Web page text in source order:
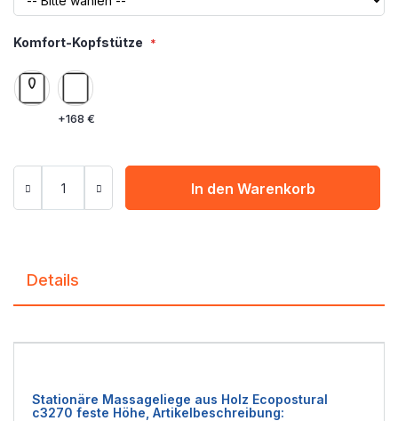
Komfort-Kopfstütze
+168 €
In den Warenkorb
Details
Stationäre Massageliege aus Holz Ecopostural
c3270 feste Höhe, Artikelbeschreibung: